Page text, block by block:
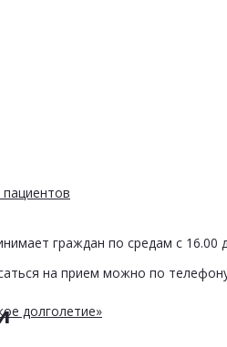
долголетие»
граждан по средам с 16.00
на прием можно по